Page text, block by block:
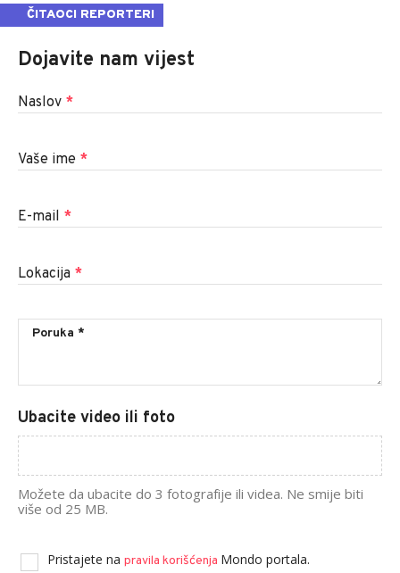
ČITAOCI REPORTERI
Dojavite nam vijest
Naslov *
Vaše ime *
E-mail *
Lokacija *
Ubacite video ili foto
Možete da ubacite do 3 fotografije ili videa. Ne smije biti
više od 25 MB.
Pristajete na pravila korišćenja Mondo portala.